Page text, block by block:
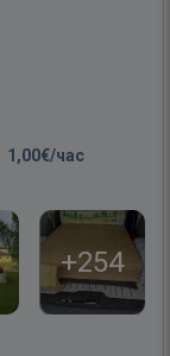
1,00€/час
+254